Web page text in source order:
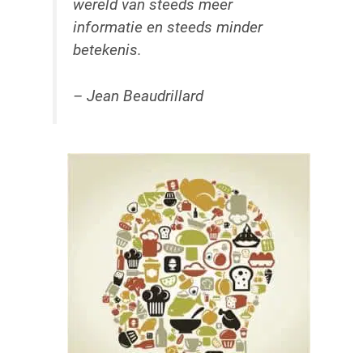
wereld van steeds meer
informatie en steeds minder
betekenis.
– Jean Beaudrillard